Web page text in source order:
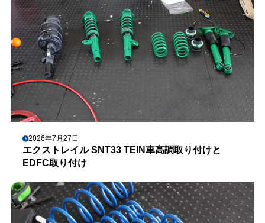
2026年7月27日
エクストレイル SNT33 TEIN車高調取り付けと
EDFC取り付け